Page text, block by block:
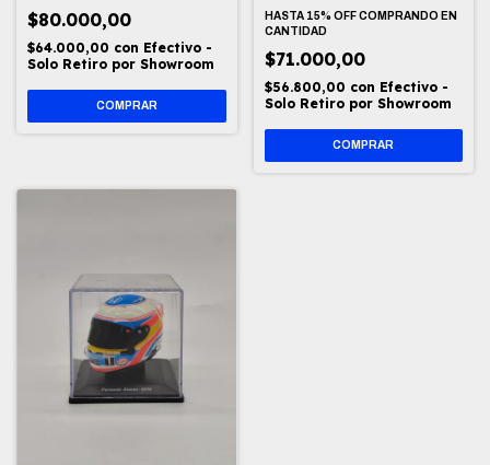
GRAND PRIX (ACRILICO
RAJADO)
$80.000,00
$64.000,00 con Efectivo -
Solo Retiro por Showroom
HASTA 15% OFF COMPRANDO EN
CANTIDAD
$71.000,00
$56.800,00 con Efectivo -
Solo Retiro por Showroom
COMPRAR